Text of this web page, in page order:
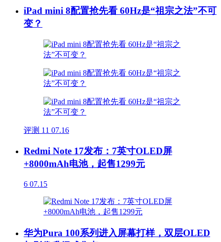
iPad mini 8配置抢先看 60Hz是“祖宗之法”不可
变？
评测 11 07.16
Redmi Note 17发布：7英寸OLED屏
+8000mAh电池，起售1299元
6 07.15
华为Pura 100系列进入屏幕打样，双层OLED